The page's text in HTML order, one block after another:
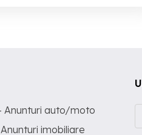
Anunturi auto/moto
imobiliare